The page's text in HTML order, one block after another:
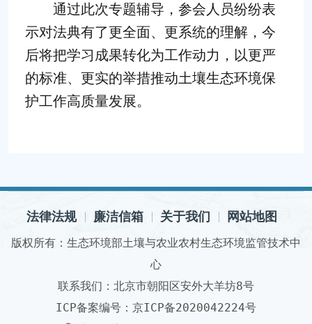
通过此次专题辅导，参会人员纷纷表
示对法典有了更全面、更系统的理解，今
后将把学习成果转化为工作动力，以更严
的标准、更实的举措推动土壤生态环境保
护工作高质量发展。
法律法规 廉洁信箱 关于我们 网站地图
版权所有：生态环境部土壤与农业农村生态环境监管技术中
心
联系我们：北京市朝阳区安外大羊坊8号
ICP备案编号：京ICP备2020042224号